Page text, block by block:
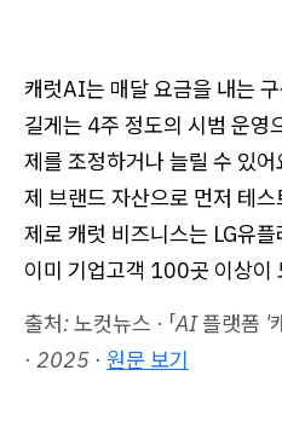
캐럿AI는 매달 요금을 내는
길게는 4주 정도의 시범 운영
제를 조정하거나 늘릴 수 있
제 브랜드 자산으로 먼저 테
제로 캐럿 비즈니스는 LG유
이미 기업고객 100곳 이상이
출처: 노컷뉴스 · 「AI 플랫폼
· 2025 · 원문 보기